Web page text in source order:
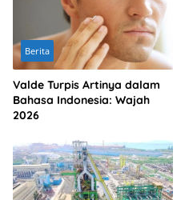
Berita
Valde Turpis Artinya dalam
Bahasa Indonesia: Wajah
2026